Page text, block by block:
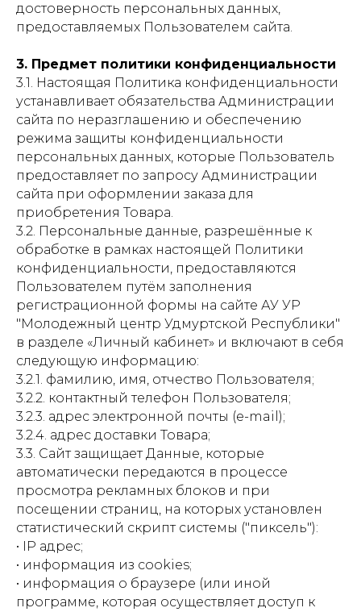
достоверность персональных данных,
предоставляемых Пользователем сайта.
3. Предмет политики конфиденциальности
3.1. Настоящая Политика конфиденциальности
устанавливает обязательства Администрации
сайта по неразглашению и обеспечению
режима защиты конфиденциальности
персональных данных, которые Пользователь
предоставляет по запросу Администрации
сайта при оформлении заказа для
приобретения Товара.
3.2. Персональные данные, разрешённые к
обработке в рамках настоящей Политики
конфиденциальности, предоставляются
Пользователем путём заполнения
регистрационной формы на сайте АУ УР
"Молодежный центр Удмуртской Республики"
в разделе «Личный кабинет» и включают в себя
следующую информацию:
3.2.1. фамилию, имя, отчество Пользователя;
3.2.2. контактный телефон Пользователя;
3.2.3. адрес электронной почты (e-mail);
3.2.4. адрес доставки Товара;
3.3. Сайт защищает Данные, которые
автоматически передаются в процессе
просмотра рекламных блоков и при
посещении страниц, на которых установлен
статистический скрипт системы ("пиксель"):
• IP адрес;
• информация из cookies;
• информация о браузере (или иной
программе, которая осуществляет доступ к